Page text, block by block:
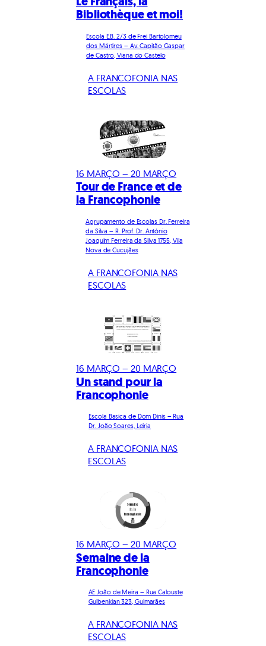
Bibliothèque et moi!
Escola E.B. 2/3 de Frei Bartolomeu
dos Mártires – Av. Capitão Gaspar
de Castro, Viana do Castelo
A FRANCOFONIA NAS
ESCOLAS
16 MARÇO – 20 MARÇO
Tour de France et de
la Francophonie
Agrupamento de Escolas Dr. Ferreira
da Silva – R. Prof. Dr. António
Joaquim Ferreira da Silva 1755, Vila
Nova de Cucujães
A FRANCOFONIA NAS
ESCOLAS
16 MARÇO – 20 MARÇO
Un stand pour la
Francophonie
Escola Basica de Dom Dinis – Rua
Dr. João Soares, Leiria
A FRANCOFONIA NAS
ESCOLAS
16 MARÇO – 20 MARÇO
Semaine de la
Francophonie
AE João de Meira – Rua Calouste
Gulbenkian 323, Guimarães
A FRANCOFONIA NAS
ESCOLAS